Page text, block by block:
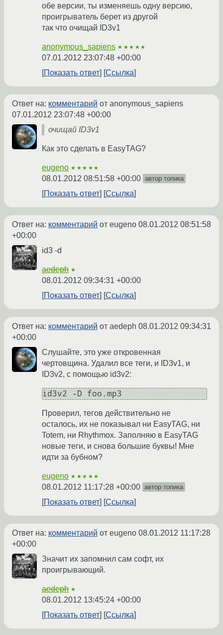
обе версии, ты изменяешь одну версию,
проигрыватель берет из другой
так что очищай ID3v1
anonymous_sapiens ★★★★★
07.01.2012 23:07:48 +00:00
Показать ответ
Ссылка
Ответ на: комментарий от anonymous_sapiens
07.01.2012 23:07:48 +00:00
очищай ID3v1
Как это сделать в EasyTAG?
eugeno ★★★★★
08.01.2012 08:51:58 +00:00 автор топика
Показать ответ Ссылка
Ответ на: комментарий от eugeno 08.01.2012 08:51:58
+00:00
id3 -d
aedeph ★
08.01.2012 09:34:31 +00:00
Показать ответ
Ссылка
Ответ на: комментарий от aedeph 08.01.2012 09:34:31
+00:00
Слушайте, это уже откровенная
чертовщина. Удалил все теги, и ID3v1, и
ID3v2, с помощью id3v2:
id3v2 -D foo.mp3
Проверил, тегов действительно не
осталось, их не показывал ни EasyTAG, ни
Totem, ни Rhythmox. Заполняю в EasyTAG
новые теги, и снова большие буквы! Мне
идти за бубном?
eugeno ★★★★★
08.01.2012 11:17:28 +00:00 автор топика
Показать ответ Ссылка
Ответ на: комментарий от eugeno 08.01.2012 11:17:28
+00:00
Значит их запомнил сам софт, их
проигрывающий.
aedeph ★
08.01.2012 13:45:24 +00:00
Показать ответ
Ссылка